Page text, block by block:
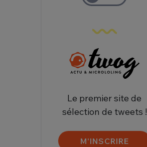
Le premier site de
sélection de tweets !
M'INSCRIRE